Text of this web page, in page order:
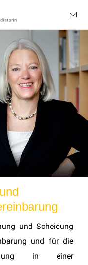
und Scheidung
und für die
in einer